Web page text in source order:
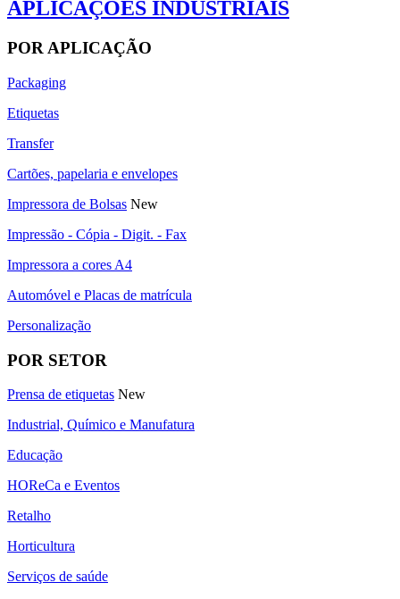
APLICAÇÕES INDUSTRIAIS
POR APLICAÇÃO
Packaging
Etiquetas
Transfer
Cartões, papelaria e envelopes
Impressora de Bolsas New
Impressão - Cópia - Digit. - Fax
Impressora a cores A4
Automóvel e Placas de matrícula
Personalização
POR SETOR
Prensa de etiquetas New
Industrial, Químico e Manufatura
Educação
HOReCa e Eventos
Retalho
Horticultura
Serviços de saúde